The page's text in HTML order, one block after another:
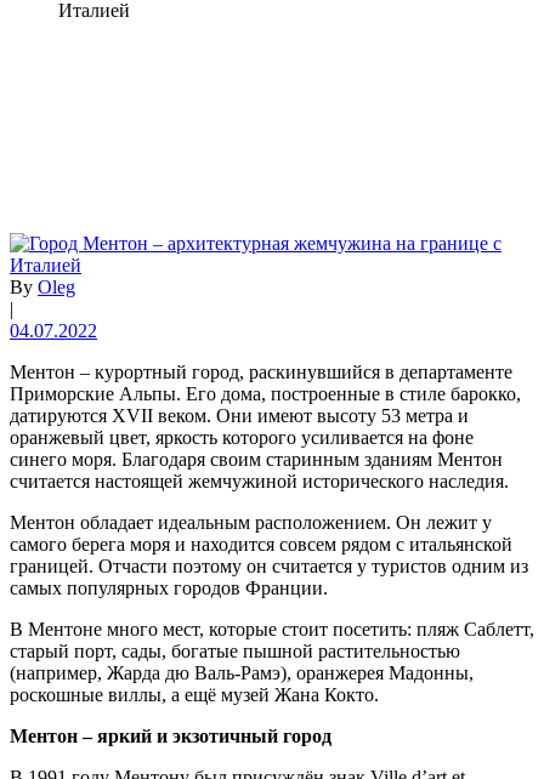
Италией
By Oleg
|
04.07.2022
Ментон – курортный город, раскинувшийся в департаменте
Приморские Альпы. Его дома, построенные в стиле барокко,
датируются XVII веком. Они имеют высоту 53 метра и
оранжевый цвет, яркость которого усиливается на фоне
синего моря. Благодаря своим старинным зданиям Ментон
считается настоящей жемчужиной исторического наследия.
Ментон обладает идеальным расположением. Он лежит у
самого берега моря и находится совсем рядом с итальянской
границей. Отчасти поэтому он считается у туристов одним из
самых популярных городов Франции.
В Ментоне много мест, которые стоит посетить: пляж Саблетт,
старый порт, сады, богатые пышной растительностью
(например, Жарда дю Валь-Рамэ), оранжерея Мадонны,
роскошные виллы, а ещё музей Жана Кокто.
Ментон – яркий и экзотичный город